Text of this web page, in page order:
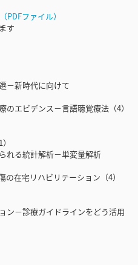
（PDFファイル）
す
－新時代に向けて
エビデンス－言語聴覚療法（4）
れる統計解析－単変量解析
在宅リハビリテーション（4）
－診療ガイドラインをどう活用